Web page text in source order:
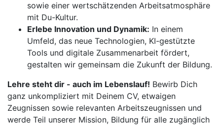
sowie einer wertschätzenden Arbeitsatmosphäre
mit Du-Kultur.
Erlebe Innovation und Dynamik: In einem
Umfeld, das neue Technologien, KI-gestützte
Tools und digitale Zusammenarbeit fördert,
gestalten wir gemeinsam die Zukunft der Bildung.
Lehre steht dir - auch im Lebenslauf! Bewirb Dich
ganz unkompliziert mit Deinem CV, etwaigen
Zeugnissen sowie relevanten Arbeitszeugnissen und
werde Teil unserer Mission, Bildung für alle zugänglich